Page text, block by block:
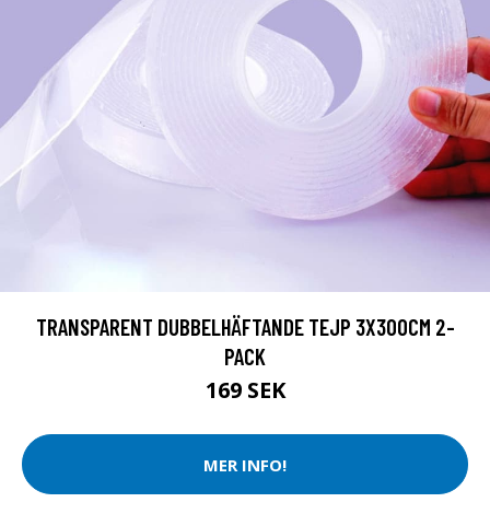
TRANSPARENT DUBBELHÄFTANDE TEJP 3X300CM 2-
PACK
169 SEK
MER INFO!